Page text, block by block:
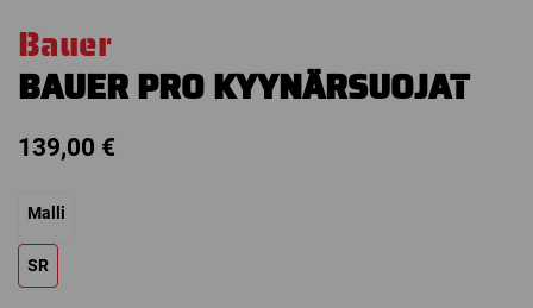
Bauer
BAUER PRO KYYNÄRSUOJAT
139,00 €
Malli
SR